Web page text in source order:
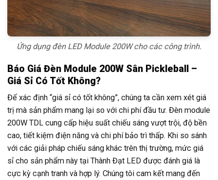
Ứng dụng đèn LED Module 200W cho các công trình.
Báo Giá Đèn Module 200W Sân Pickleball –
Giá Sỉ Có Tốt Không?
Để xác định “giá sỉ có tốt không”, chúng ta cần xem xét giá
trị mà sản phẩm mang lại so với chi phí đầu tư. Đèn module
200W TDL cung cấp hiệu suất chiếu sáng vượt trội, độ bền
cao, tiết kiệm điện năng và chi phí bảo trì thấp. Khi so sánh
với các giải pháp chiếu sáng khác trên thị trường, mức giá
sỉ cho sản phẩm này tại Thành Đạt LED được đánh giá là
cực kỳ cạnh tranh và hợp lý. Chúng tôi cam kết mang đến